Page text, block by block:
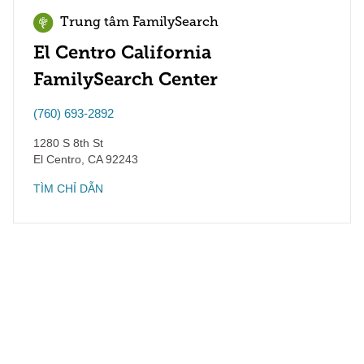
Trung tâm FamilySearch
El Centro California
FamilySearch Center
(760) 693-2892
1280 S 8th St
El Centro CA92243
TÌM CHỈ DẪN